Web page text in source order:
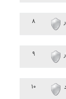
۸
۹
۱۰